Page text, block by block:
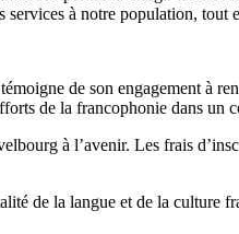
à notre population,
de son engagement à
de la francophonie dans un
à l’avenir. Les frais
de la langue et de la culture